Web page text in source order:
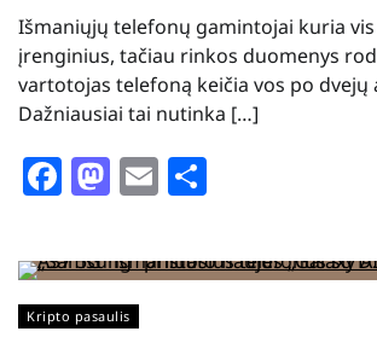
Išmaniųjų telefonų gamintojai kuria
įrenginius, tačiau rinkos duomenys
vartotojas telefoną keičia vos po dvejų
Dažniausiai tai nutinka […]
Facebook
Mastodon
Email
Kripto pasaulis